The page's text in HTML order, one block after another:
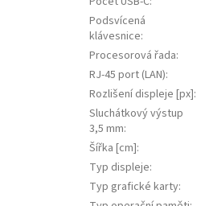
Podsvícená
klávesnice:
Procesorová řada:
RJ-45 port (LAN):
Rozlišení displeje [px]:
Sluchátkový výstup
3,5 mm:
Šířka [cm]:
Typ displeje:
Typ grafické karty: